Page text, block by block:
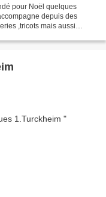
pour Noël quelques
depuis des
,tricots mais aussi